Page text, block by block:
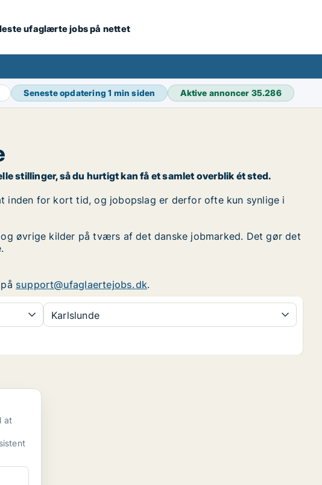
ufaglærte jobs på nettet
Seneste opdatering1 min siden Aktive annoncer 35.286
stillinger, så du hurtigt kan få et samlet overblik ét sted.
inden for kort tid, og jobopslag er derfor ofte kun synlige i
øvrige kilder på tværs af det danske jobmarked. Det gør det
support@ufaglaertejobs.dk.
Karlslunde
at